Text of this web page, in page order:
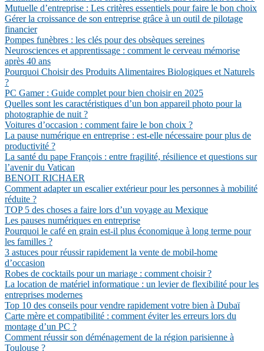
Mutuelle d’entreprise : Les critères essentiels pour faire le bon choix
Gérer la croissance de son entreprise grâce à un outil de pilotage
financier
Pompes funèbres : les clés pour des obsèques sereines
Neurosciences et apprentissage : comment le cerveau mémorise
après 40 ans
Pourquoi Choisir des Produits Alimentaires Biologiques et Naturels
?
PC Gamer : Guide complet pour bien choisir en 2025
Quelles sont les caractéristiques d’un bon appareil photo pour la
photographie de nuit ?
Voitures d’occasion : comment faire le bon choix ?
La pause numérique en entreprise : est-elle nécessaire pour plus de
productivité ?
La santé du pape François : entre fragilité, résilience et questions sur
l’avenir du Vatican
BENOIT RICHAER
Comment adapter un escalier extérieur pour les personnes à mobilité
réduite ?
TOP 5 des choses a faire lors d’un voyage au Mexique
Les pauses numériques en entreprise
Pourquoi le café en grain est-il plus économique à long terme pour
les familles ?
3 astuces pour réussir rapidement la vente de mobil-home
d’occasion
Robes de cocktails pour un mariage : comment choisir ?
La location de matériel informatique : un levier de flexibilité pour les
entreprises modernes
Top 10 des conseils pour vendre rapidement votre bien à Dubaï
Carte mère et compatibilité : comment éviter les erreurs lors du
montage d’un PC ?
Comment réussir son déménagement de la région parisienne à
Toulouse ?